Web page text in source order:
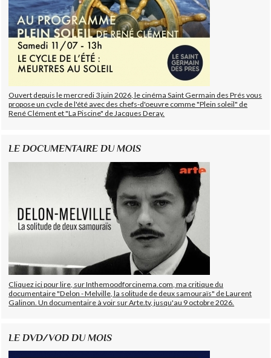
Ouvert depuis le mercredi 3 juin 2026, le cinéma Saint Germain des Prés vous
propose un cycle de l'été avec des chefs-d'oeuvre comme "Plein soleil" de
René Clément et "La Piscine" de Jacques Deray.
LE DOCUMENTAIRE DU MOIS
Cliquez ici pour lire, sur Inthemoodforcinema.com, ma critique du
documentaire "Delon - Melville, la solitude de deux samouraïs" de Laurent
Galinon. Un documentaire à voir sur Arte.tv, jusqu'au 9 octobre 2026.
LE DVD/VOD DU MOIS